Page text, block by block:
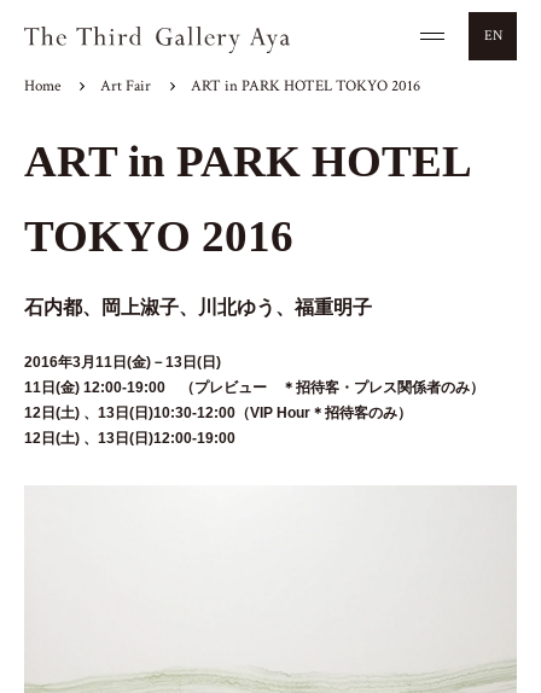
EN
Home Art Fair ART in PARK HOTEL TOKYO 2016
ART in PARK HOTEL
TOKYO 2016
石内都、岡上淑子、川北ゆう、福重明子
2016年3月11日(金)－13日(日)
11日(金) 12:00-19:00 （プレビュー ＊招待客・プレス関係者のみ）
12日(土) 、13日(日)10:30-12:00（VIP Hour＊招待客のみ）
12日(土) 、13日(日)12:00-19:00